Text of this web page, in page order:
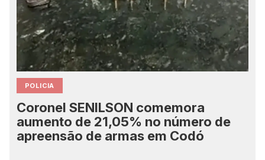
POLICIA
Coronel SENILSON comemora
aumento de 21,05% no número de
apreensão de armas em Codó